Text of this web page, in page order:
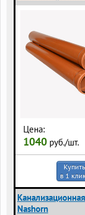
Цена:
1040 руб./шт.
Купить
в 1
Nashorn